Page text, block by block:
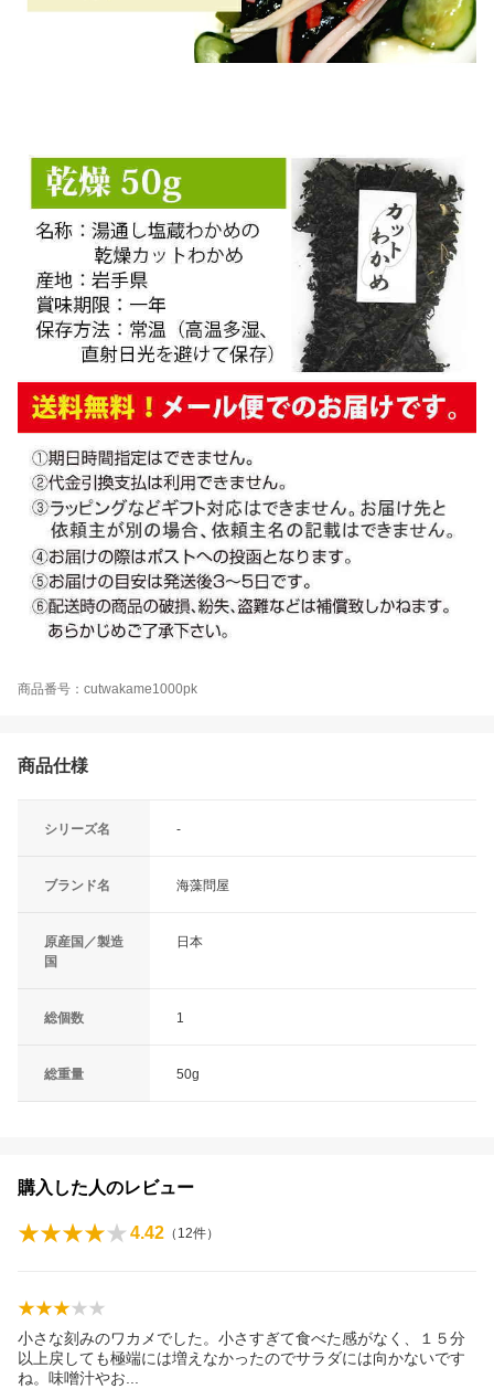
商品番号：cutwakame1000pk
商品仕様
シリーズ名 -
ブランド名 海藻問屋
原産国／製造
国
日本
総個数 1
総重量 50g
購入した人のレビュー
4.42 （ 12件）
小さな刻みのワカメでした。小さすぎて食べた感がなく、１５分
以上戻しても極端には増えなかったのでサラダには向かないです
ね。味噌汁やお